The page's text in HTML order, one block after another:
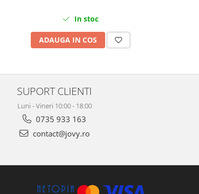
In stoc
ADAUGA IN COS
SUPORT CLIENTI
Luni - Vineri 10:00 - 18:00
0735 933 163
contact@jovy.ro